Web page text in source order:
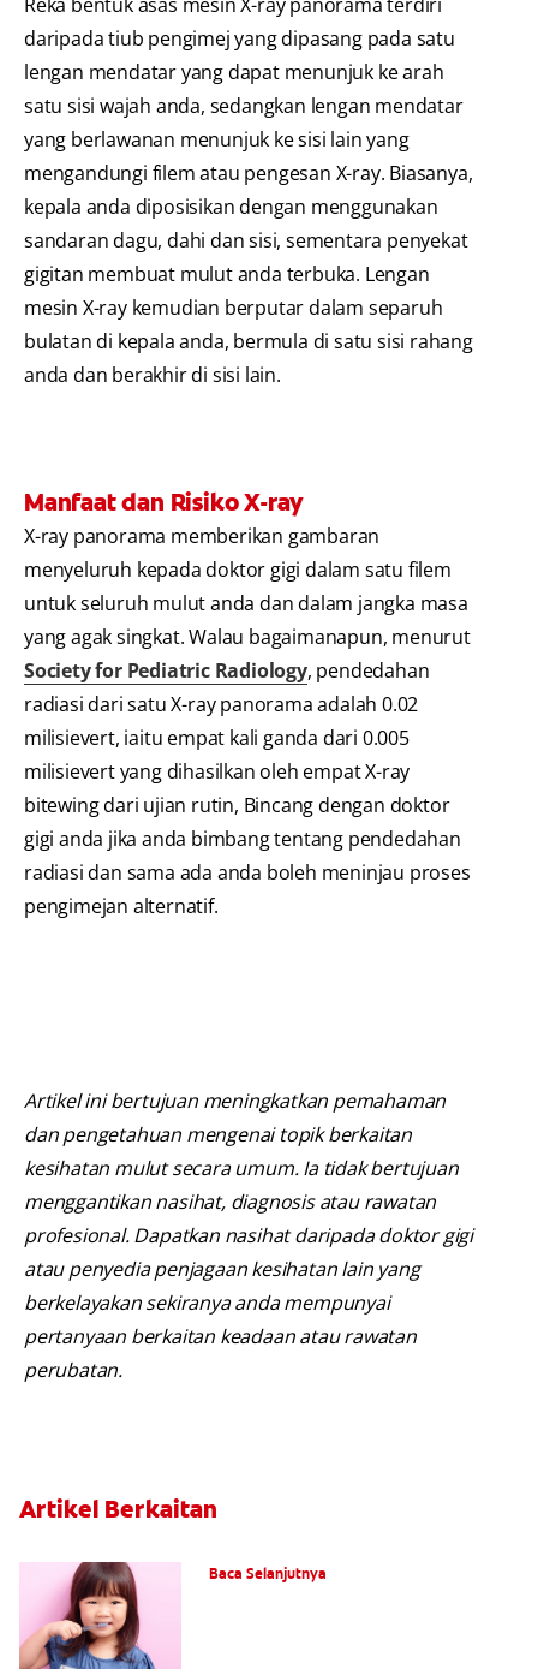
daripada tiub pengimej yang dipasang pada satu
lengan mendatar yang dapat menunjuk ke arah
satu sisi wajah anda, sedangkan lengan mendatar
yang berlawanan menunjuk ke sisi lain yang
mengandungi filem atau pengesan X-ray. Biasanya,
kepala anda diposisikan dengan menggunakan
sandaran dagu, dahi dan sisi, sementara penyekat
gigitan membuat mulut anda terbuka. Lengan
mesin X-ray kemudian berputar dalam separuh
bulatan di kepala anda, bermula di satu sisi rahang
anda dan berakhir di sisi lain.
Manfaat dan Risiko X-ray
X-ray panorama memberikan gambaran
menyeluruh kepada doktor gigi dalam satu filem
untuk seluruh mulut anda dan dalam jangka masa
yang agak singkat. Walau bagaimanapun, menurut
Society for Pediatric Radiology, pendedahan
radiasi dari satu X-ray panorama adalah 0.02
milisievert, iaitu empat kali ganda dari 0.005
milisievert yang dihasilkan oleh empat X-ray
bitewing dari ujian rutin, Bincang dengan doktor
gigi anda jika anda bimbang tentang pendedahan
radiasi dan sama ada anda boleh meninjau proses
pengimejan alternatif.
Artikel ini bertujuan meningkatkan pemahaman
dan pengetahuan mengenai topik berkaitan
kesihatan mulut secara umum. Ia tidak bertujuan
menggantikan nasihat, diagnosis atau rawatan
profesional. Dapatkan nasihat daripada doktor gigi
atau penyedia penjagaan kesihatan lain yang
berkelayakan sekiranya anda mempunyai
pertanyaan berkaitan keadaan atau rawatan
perubatan.
Artikel Berkaitan
Baca Selanjutnya